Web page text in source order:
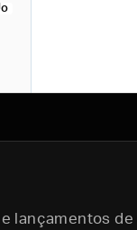
lançamentos